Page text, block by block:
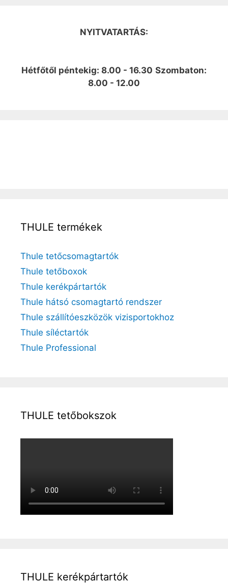
NYITVATARTÁS:
Hétfőtől péntekig: 8.00 - 16.30 Szombaton:
8.00 - 12.00
THULE termékek
Thule tetőcsomagtartók
Thule tetőboxok
Thule kerékpártartók
Thule hátsó csomagtartó rendszer
Thule szállítóeszközök vizisportokhoz
Thule síléctartók
Thule Professional
THULE tetőbokszok
THULE kerékpártartók